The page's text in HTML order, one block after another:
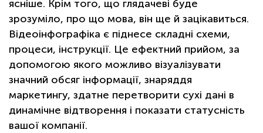
ясніше. Крім того, що глядачеві буде
зрозуміло, про що мова, він ще й зацікавиться.
Відеоінфографіка є піднесе складні схеми,
процеси, інструкції. Це ефектний прийом, за
допомогою якого можливо візуалізувати
значний обсяг інформації, знаряддя
маркетингу, здатне перетворити сухі дані в
динамічне відтворення і показати статусність
вашої компанії.